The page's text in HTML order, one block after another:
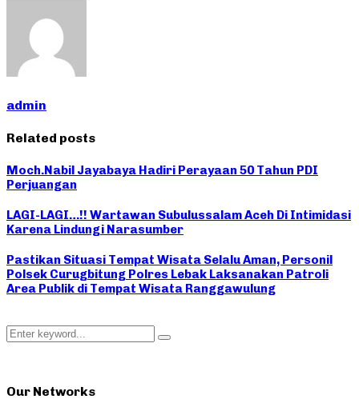
admin
Related posts
Moch.Nabil Jayabaya Hadiri Perayaan 50 Tahun PDI
Perjuangan
LAGI-LAGI…!! Wartawan Subulussalam Aceh Di Intimidasi
Karena Lindungi Narasumber
Pastikan Situasi Tempat Wisata Selalu Aman, Personil
Polsek Curugbitung Polres Lebak Laksanakan Patroli
Area Publik di Tempat Wisata Ranggawulung
Search
for:
Search
Our Networks